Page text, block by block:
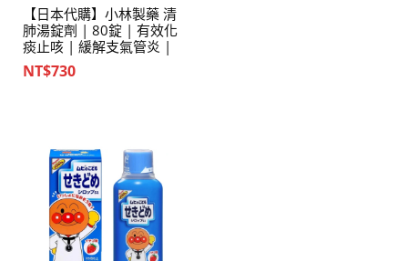
【日本代購】小林製藥 清
肺湯錠劑 | 80錠 | 有效化
痰止咳 | 緩解支氣管炎 |
NT$730